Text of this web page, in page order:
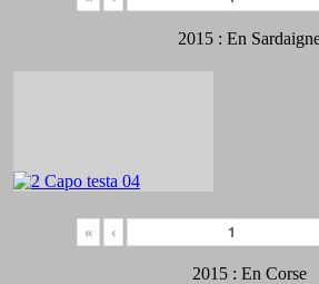
2015 : En
« ‹
2015 : En Corse